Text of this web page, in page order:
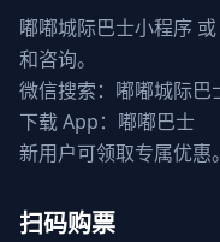
嘟嘟城际巴士小程序
和咨询。
微信搜索：嘟嘟城际巴
下载 App：嘟嘟巴士
新用户可领取专属优惠。
扫码购票